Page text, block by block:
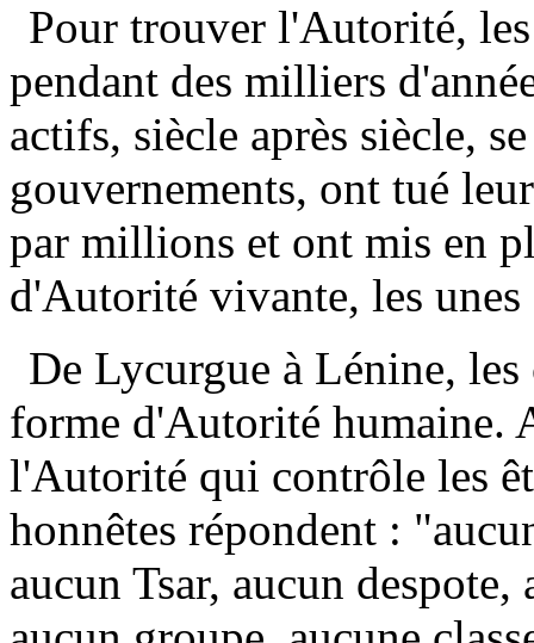
Pour trouver l'Autorité,
pendant des milliers
actifs, siècle après siècle,
gouvernements, ont tué
par millions et ont mis en
d'Autorité vivante, les unes
De Lycurgue à Lénine,
forme d'Autorité humaine.
l'Autorité qui contrôle les
honnêtes répondent :
aucun Tsar, aucun